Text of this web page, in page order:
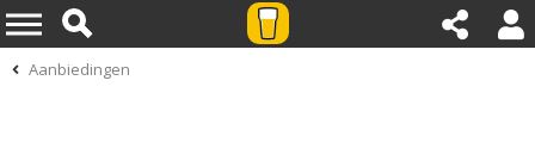
Aanbiedingen